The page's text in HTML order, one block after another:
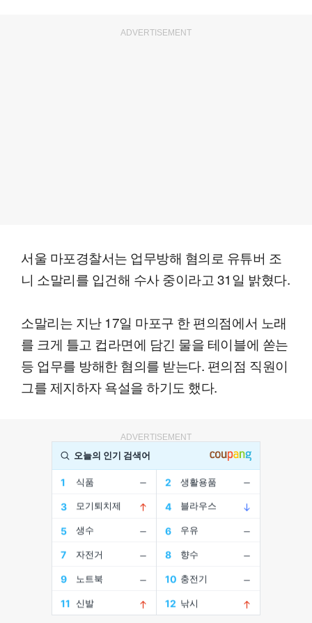
ADVERTISEMENT
서울 마포경찰서는 업무방해 혐의로 유튜버 조
니 소말리를 입건해 수사 중이라고 31일 밝혔다.
소말리는 지난 17일 마포구 한 편의점에서 노래
를 크게 틀고 컵라면에 담긴 물을 테이블에 쏟는
등 업무를 방해한 혐의를 받는다. 편의점 직원이
그를 제지하자 욕설을 하기도 했다.
ADVERTISEMENT